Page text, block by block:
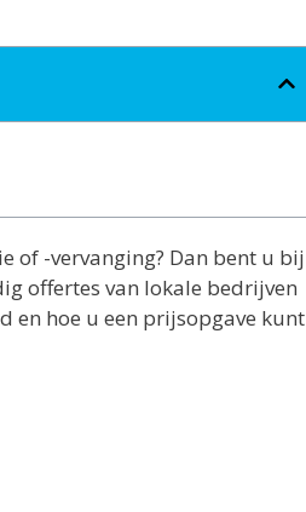
of -vervanging? Dan bent u bij
offertes van lokale bedrijven
en hoe u een prijsopgave kunt